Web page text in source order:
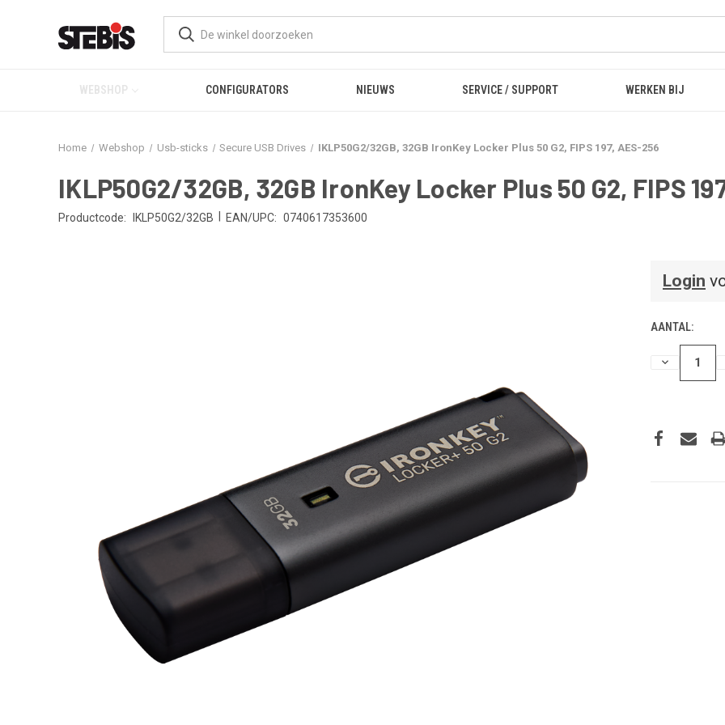
WEBSHOP CONFIGURATORS NIEUWS SERVICE / SUPPORT WERKEN BIJ
Home Webshop Usb-sticks Secure USB Drives IKLP50G2/32GB, 32GB IronKey Locker Plus 50 G2, FIPS 197, AES-256
IKLP50G2/32GB, 32GB IronKey Locker Plus 50 G2, FIPS
Productcode: IKLP50G2/32GB EAN/UPC: 0740617353600
Login
AANTAL: